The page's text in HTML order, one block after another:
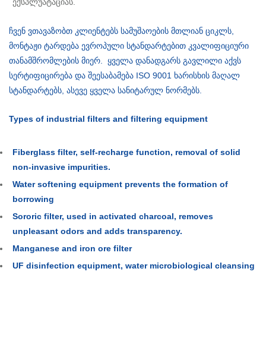
ექსპლუატაციას.
ჩვენ ვთავაზობთ კლიენტებს სამუშაოების მთლიან ციკლს,
მონტაჟი ტარდება ევროპული სტანდარტებით კვალიფიციური
თანამშრომლების მიერ. ყველა დანადგარს გავლილი აქვს
სერტიფიცირება და შეესაბამება ISO 9001 ხარისხის მაღალ
სტანდარტებს, ასევე ყველა სანიტარულ ნორმებს.
Types of industrial filters and filtering equipment
Fiberglass filter, self-recharge function, removal of solid
non-invasive impurities.
Water softening equipment prevents the formation of
borrowing
Sororic filter, used in activated charcoal, removes
unpleasant odors and adds transparency.
Manganese and iron ore filter
UF disinfection equipment, water microbiological cleansing